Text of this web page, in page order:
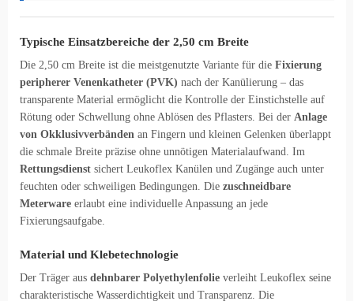
Typische Einsatzbereiche der 2,50 cm Breite
Die 2,50 cm Breite ist die meistgenutzte Variante für die Fixierung
peripherer Venenkatheter (PVK) nach der Kanülierung – das
transparente Material ermöglicht die Kontrolle der Einstichstelle auf
Rötung oder Schwellung ohne Ablösen des Pflasters. Bei der Anlage
von Okklusivverbänden an Fingern und kleinen Gelenken überlappt
die schmale Breite präzise ohne unnötigen Materialaufwand. Im
Rettungsdienst sichert Leukoflex Kanülen und Zugänge auch unter
feuchten oder schweiligen Bedingungen. Die zuschneidbare
Meterware erlaubt eine individuelle Anpassung an jede
Fixierungsaufgabe.
Material und Klebetechnologie
Der Träger aus dehnbarer Polyethylenfolie verleiht Leukoflex seine
charakteristische Wasserdichtigkeit und Transparenz. Die